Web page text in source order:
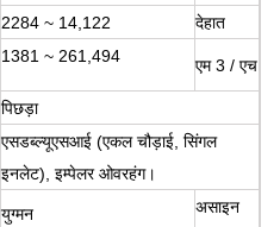
2284 ~ 14,122 देहात
1381 ~ 261,494 एम 3 / एच
पिछड़ा
एसडब्ल्यूएसआई (एकल चौड़ाई, सिंगल
इनलेट), इम्पेलर ओवरहंग।
युग्मन
असाइन